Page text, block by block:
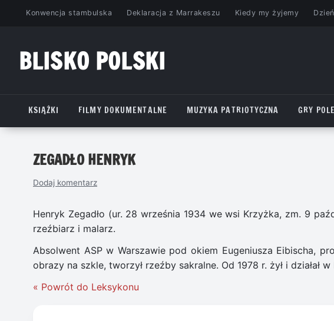
PrzejdźKonwencja stambulska Deklaracja z Marrakeszu Kiedy my żyjemy
BLISKO POLSKI
KSIĄŻKI
FILMY DOKUMENTALNE MUZYKA PATRIOTYCZNA GRY
ZEGADŁO HENRYK
Dodaj komentarz
Henryk Zegadło (ur. 28 września 1934 we wsi Krzyżka, zm. 9
rzeźbiarz i malarz.
Absolwent ASP w Warszawie pod okiem Eugeniusza Eibischa,
obrazy na szkle, tworzył rzeźby sakralne. Od 1978 r. żył i działał
« Powrót do Leksykonu